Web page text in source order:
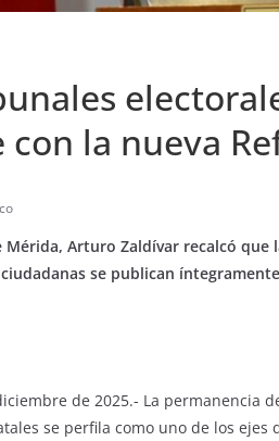
la nueva
Mérida, Arturo Zaldívar recalcó
se publican
de 2025.- La permanencia
se perfila como uno de los